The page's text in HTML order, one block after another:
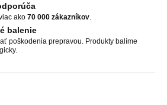
ako 70 000 zákazníkov
balenie
poškodenia prepravou. Produkty balíme